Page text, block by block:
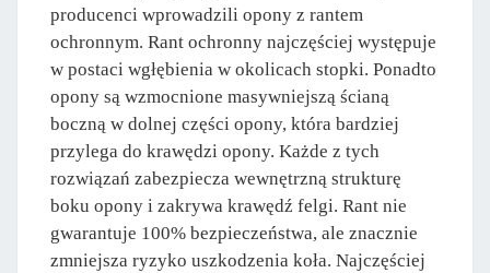
producenci wprowadzili opony z rantem
ochronnym. Rant ochronny najczęściej występuje
w postaci wgłębienia w okolicach stopki. Ponadto
opony są wzmocnione masywniejszą ścianą
boczną w dolnej części opony, która bardziej
przylega do krawędzi opony. Każde z tych
rozwiązań zabezpiecza wewnętrzną strukturę
boku opony i zakrywa krawędź felgi. Rant nie
gwarantuje 100% bezpieczeństwa, ale znacznie
zmniejsza ryzyko uszkodzenia koła. Najczęściej